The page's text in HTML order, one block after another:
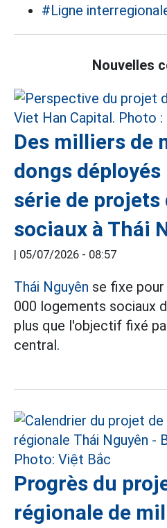
#Ligne
Nouvelles
Des milliers de
dongs
série de projets
sociaux à Thái
| 05/07/2026 - 08:57
Thái Nguyên se fixe
000 logements sociaux
plus que l'objectif fixé
central.
Progrès du
régionale de